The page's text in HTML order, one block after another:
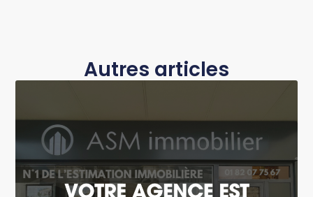
Autres articles